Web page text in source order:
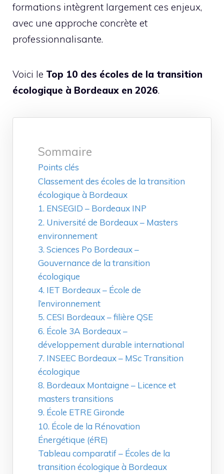
formations intègrent largement ces enjeux,
avec une approche concrète et
professionnalisante.
Voici le Top 10 des écoles de la transition
écologique à Bordeaux en 2026.
Sommaire
Points clés
Classement des écoles de la transition
écologique à Bordeaux
1. ENSEGID – Bordeaux INP
2. Université de Bordeaux – Masters
environnement
3. Sciences Po Bordeaux –
Gouvernance de la transition
écologique
4. IET Bordeaux – École de
l’environnement
5. CESI Bordeaux – filière QSE
6. École 3A Bordeaux –
développement durable international
7. INSEEC Bordeaux – MSc Transition
écologique
8. Bordeaux Montaigne – Licence et
masters transitions
9. École ETRE Gironde
10. École de la Rénovation
Énergétique (éRE)
Tableau comparatif – Écoles de la
transition écologique à Bordeaux